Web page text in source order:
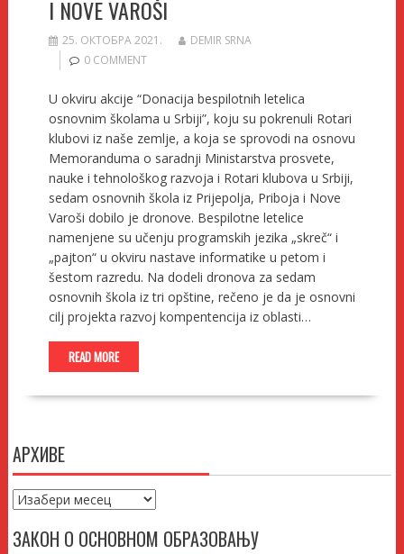
I NOVE VAROŠI
25. ОКТОБРА 2021.
DEMIR SRNA
0 COMMENT
U okviru akcije “Donacija bespilotnih letelica
osnovnim školama u Srbiji”, koju su pokrenuli Rotari
klubovi iz naše zemlje, a koja se sprovodi na osnovu
Memoranduma o saradnji Ministarstva prosvete,
nauke i tehnološkog razvoja i Rotari klubova u Srbiji,
sedam osnovnih škola iz Prijepolja, Priboja i Nove
Varoši dobilo je dronove. Bespilotne letelice
namenjene su učenju programskih jezika „skreč“ i
„pajton“ u okviru nastave informatike u petom i
šestom razredu. Na dodeli dronova za sedam
osnovnih škola iz tri opštine, rečeno je da je osnovni
cilj projekta razvoj kompentencija iz oblasti…
READ MORE
АРХИВЕ
Архиве
ЗАКОН О ОСНОВНОМ ОБРАЗОВАЊУ